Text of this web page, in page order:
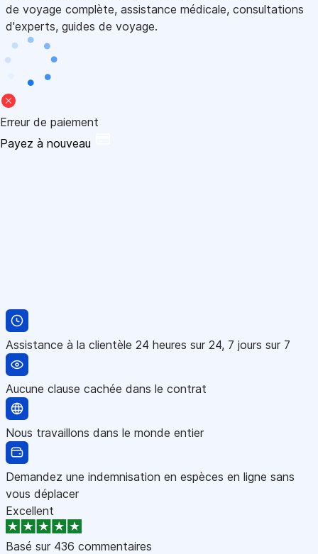
de voyage complète, assistance médicale, consultations
d'experts, guides de voyage.
Erreur de paiement
Payez à nouveau
Assistance à la clientèle 24 heures sur 24, 7 jours sur 7
Aucune clause cachée dans le contrat
Nous travaillons dans le monde entier
Demandez une indemnisation en espèces en ligne sans
vous déplacer
Excellent
Basé sur 436 commentaires